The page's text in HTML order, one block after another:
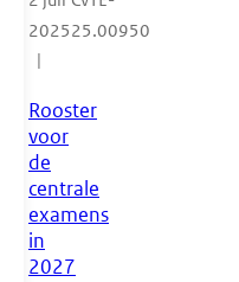
202525.00950
Rooster
voor
de
centrale
examens
in
2027